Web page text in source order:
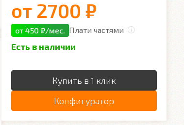
от 2700 ₽
от 450 ₽/мес. Плати частями
Есть в наличии
Купить в 1 клик
Конфигуратор